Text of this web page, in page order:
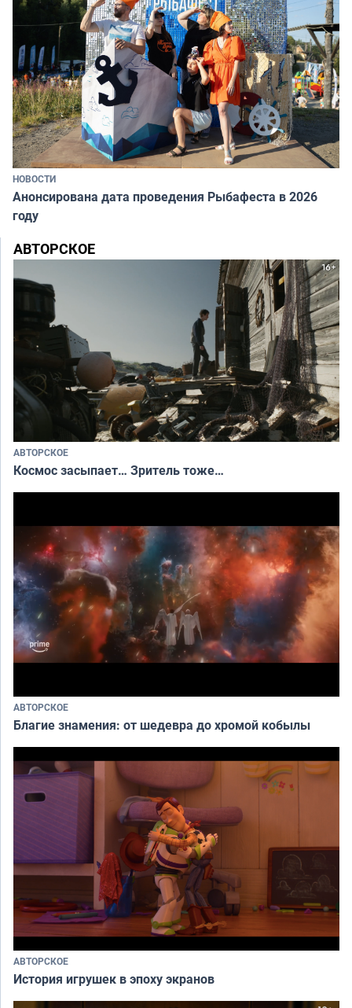
НОВОСТИ
Анонсирована дата проведения Рыбафеста в 2026
году
АВТОРСКОЕ
АВТОРСКОЕ
Космос засыпает… Зритель тоже…
АВТОРСКОЕ
Благие знамения: от шедевра до хромой кобылы
АВТОРСКОЕ
История игрушек в эпоху экранов